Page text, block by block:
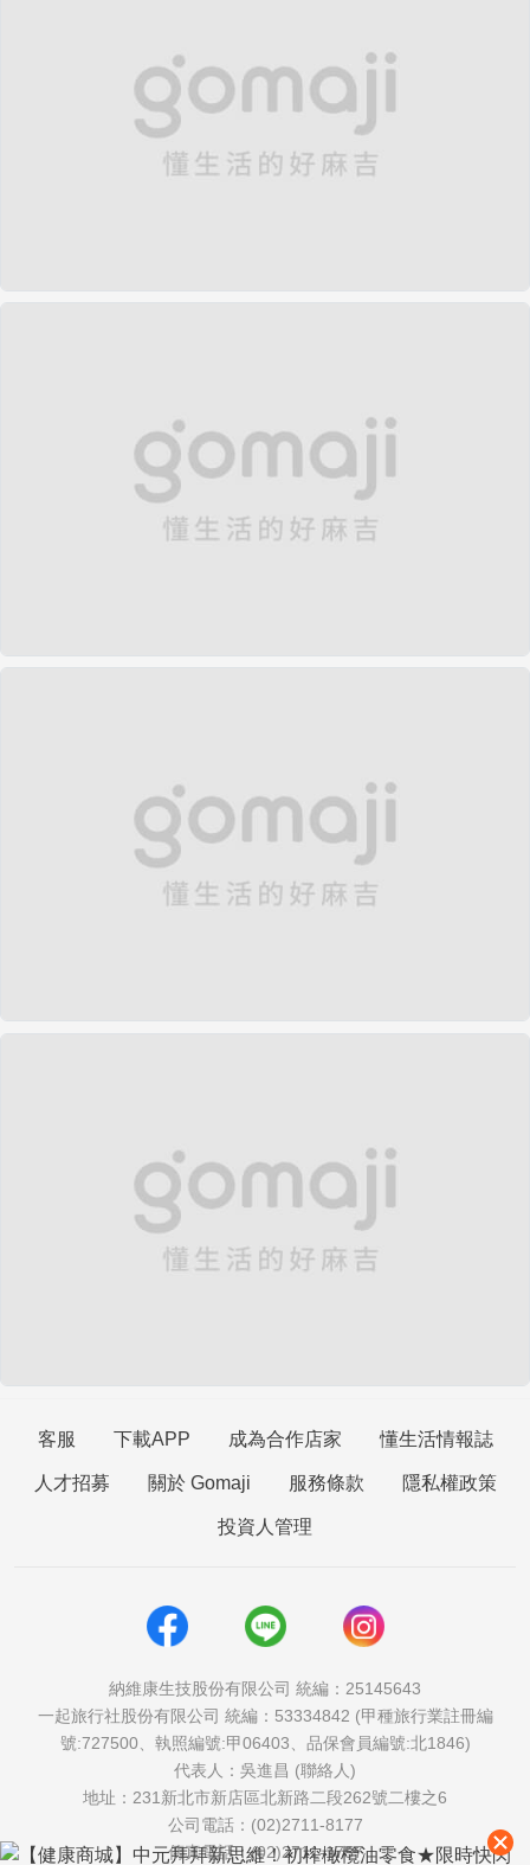
客服 下載APP 成為合作店家 懂生活情報誌
人才招募 關於 Gomaji 服務條款 隱私權政策
投資人管理
納維康生技股份有限公司 統編：25145643
一起旅行社股份有限公司 統編：53334842 (甲種旅行業註冊編
號:727500、執照編號:甲06403、品保會員編號:北1846)
代表人：吳進昌 (聯絡人)
地址：231新北市新店區北新路二段262號二樓之6
公司電話：(02)2711-8177
傳真電話：(02)2711-1757